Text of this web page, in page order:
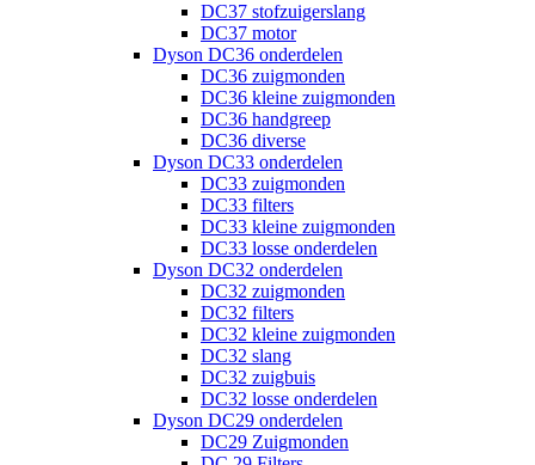
DC37 stofzuigerslang
DC37 motor
Dyson DC36 onderdelen
DC36 zuigmonden
DC36 kleine zuigmonden
DC36 handgreep
DC36 diverse
Dyson DC33 onderdelen
DC33 zuigmonden
DC33 filters
DC33 kleine zuigmonden
DC33 losse onderdelen
Dyson DC32 onderdelen
DC32 zuigmonden
DC32 filters
DC32 kleine zuigmonden
DC32 slang
DC32 zuigbuis
DC32 losse onderdelen
Dyson DC29 onderdelen
DC29 Zuigmonden